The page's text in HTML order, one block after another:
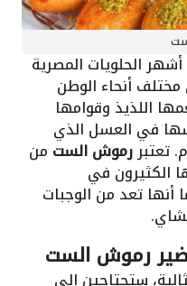
الحلويات المصرية
أنحاء الوطن
اللذيذ وقوامها
في العسل الذي
تعتبررموش الست من
الكثيرون في
أنها تعد من الوجبات
رموش الست
ستحتاجين إلى